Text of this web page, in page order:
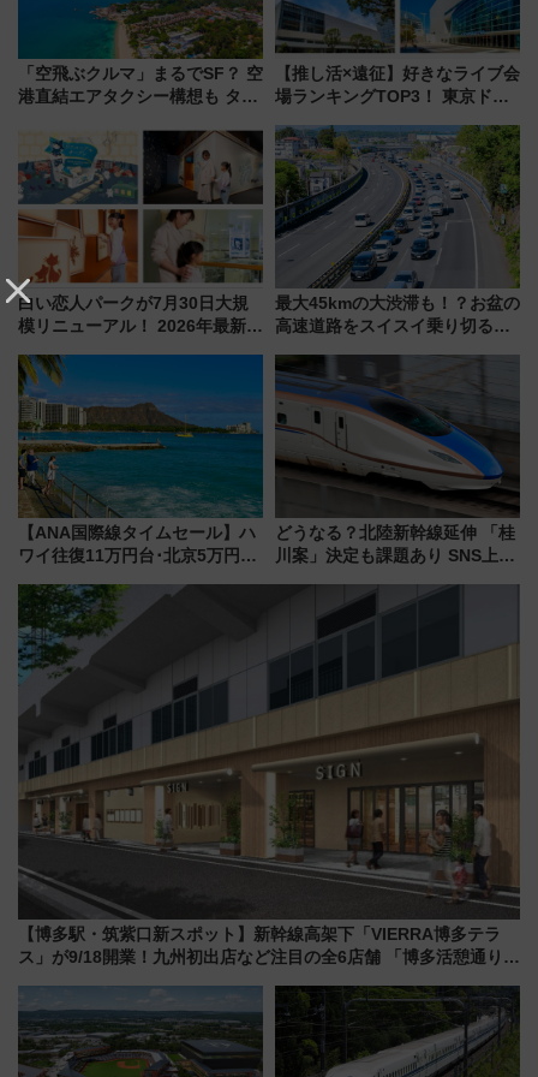
「空飛ぶクルマ」まるでSF？ 空
港直結エアタクシー構想も タイ
【推し活×遠征】好きなライブ会
場ランキングTOP3！ 東京ドー
由と交通アクセス術、ライブ会
場に何を求める？
白い恋人パークが7月30日大規
模リニューアル！ 2026年最新の
と料金・アクセスを徹底解説
（札幌市）
最大45kmの大渋滞も！？お盆の
高速道路をスイスイ乗り切る快
【ANA国際線タイムセール】ハ
ワイ往復11万円台･北京5万円台
来春のGW旅行まで狙える激ア
ツ路線まとめ（8/10まで）
どうなる？北陸新幹線延伸 「桂
川案」決定も課題あり SNS上の
【博多駅・筑紫口新スポット】新幹線高架下「VIERRA博多テラ
ス」が9/18開業！九州初出店など注目の全6店舗 「博多活憩通り」